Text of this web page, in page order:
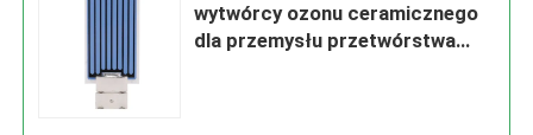
wytwórcy ozonu ceramicznego
dla przemysłu przetwórstwa